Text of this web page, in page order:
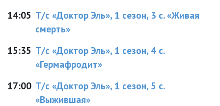
14:05 Т/с «Доктор Эль», 1 сезон, 3 с. «Живая
смерть»
15:35 Т/с «Доктор Эль», 1 сезон, 4 с.
«Гермафродит»
17:00 Т/с «Доктор Эль», 1 сезон, 5 с.
«Выжившая»